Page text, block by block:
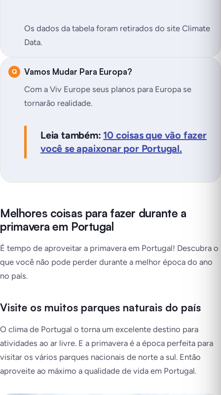
Os dados da tabela foram retirados do site Climate
Data.
Vamos Mudar Para Europa?
Com a Viv Europe seus planos para Europa se
tornarão realidade.
Leia também: 10 coisas que vão fazer
você se apaixonar por Portugal.
Melhores coisas para fazer durante a
primavera em Portugal
É tempo de aproveitar a primavera em Portugal! Descubra o
que você não pode perder durante a melhor época do ano
no país.
Visite os muitos parques naturais do país
O clima de Portugal o torna um excelente destino para
atividades ao ar livre. E a primavera é a época perfeita para
visitar os vários parques nacionais de norte a sul. Então
aproveite ao máximo a qualidade de vida em Portugal.